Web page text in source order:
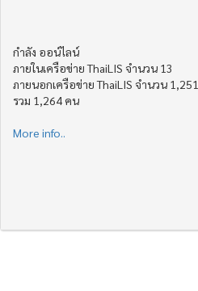
กำลัง ออน์ไลน์
ภายในเครือข่าย ThaiLIS จำนวน 13
ภายนอกเครือข่าย ThaiLIS จำนวน 1,251
รวม 1,264 คน
More info..